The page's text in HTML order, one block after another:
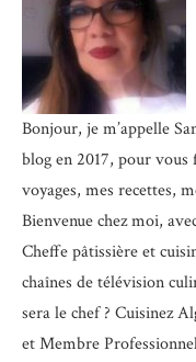
Bonjour, je m’appelle
blog en 2017, pour vous
voyages, mes recettes,
Bienvenue chez moi,
Cheffe pâtissière et
chaînes de télévision
sera le chef ? Cuisinez
etMembre